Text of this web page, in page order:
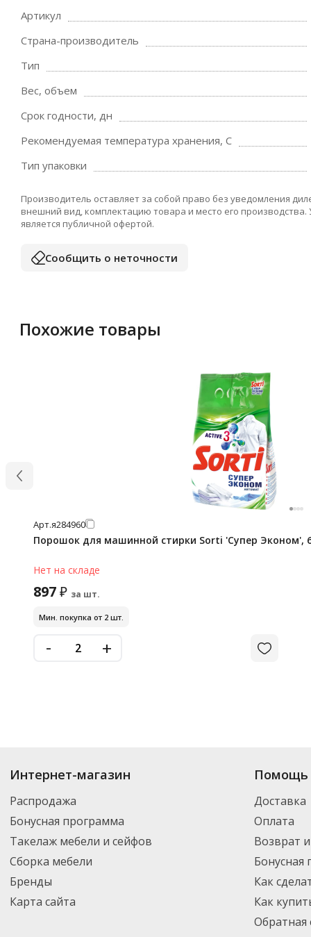
Артикул
Страна-производитель
Тип
Вес, объем
Срок годности, дн
Рекомендуемая температура хранения, C
Тип упаковки
Производитель оставляет за собой право без уведомления
внешний вид, комплектацию товара и место его
является публичной офертой.
Сообщить о неточности
Похожие товары
Арт.я284960
Порошок для машинной стирки Sorti 'Супер Эконом',
Нет на складе
897₽ за шт.
Мин. покупка от 2 шт.
- +
Интернет-магазин
Распродажа
Бонусная программа
Такелаж мебели и сейфов
Сборка мебели
Бренды
Карта сайта
Помощь
Доставка
Оплата
Возврат
Бонусная
Как
Как
Обратная